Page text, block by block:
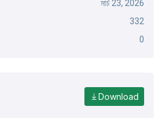
মার্চ 23, 2026
332
0
Download